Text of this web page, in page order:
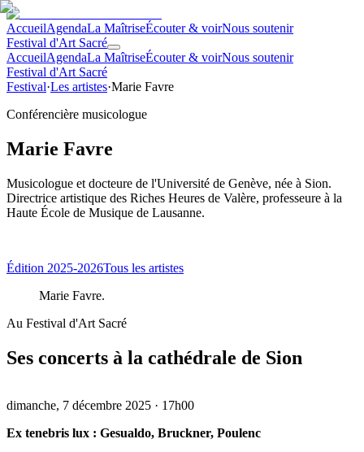
AccueilAgendaLa MaîtriseÉcouter & voirNous soutenir
Festival d'Art Sacré
AccueilAgendaLa MaîtriseÉcouter & voirNous soutenir
Festival d'Art Sacré
Festival·Les artistes·Marie Favre
Conférencière musicologue
Marie Favre
Musicologue et docteure de l'Université de Genève, née à Sion.
Directrice artistique des Riches Heures de Valère, professeure à la
Haute École de Musique de Lausanne.
Édition 2025-2026Tous les artistes
Marie Favre.
Au Festival d'Art Sacré
Ses concerts à la cathédrale de Sion
dimanche, 7 décembre 2025 · 17h00
Ex tenebris lux : Gesualdo, Bruckner, Poulenc